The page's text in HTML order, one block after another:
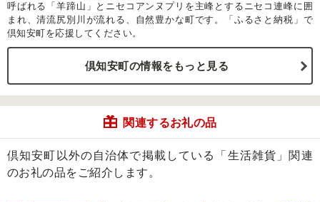
呼ばれる「羊蹄山」とニセコアンヌプリを主峰とするニセコ連峰に囲
まれ、清流尻別川が流れる、自然豊かな町です。「ふるさと納税」で
倶知安町を応援してください。
倶知安町の情報をもっと見る
関連するお礼の品
倶知安町以外の自治体で掲載している「生活雑貨」関連
のお礼の品をご紹介します。